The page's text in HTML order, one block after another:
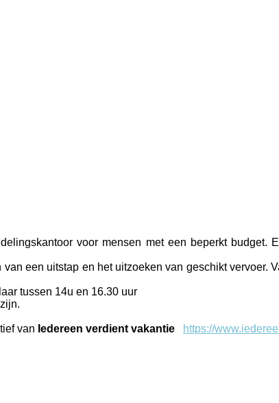
voor mensen met een beperkt budget.
een uitstap en het uitzoeken van geschikt vervoer.
tussen 14u en 16.30 uur
van Iedereen verdient vakantie https://